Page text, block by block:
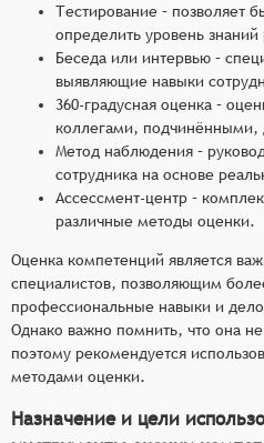
Тестирование – позволяет
определить уровень знаний
Беседа или интервью –
выявляющие навыки
360-градусная оценка –
коллегами, подчинёнными,
Метод наблюдения –
сотрудника на основе
Ассессмент-центр –
различные методы оценки.
Оценка компетенций является
специалистов, позволяющим
профессиональные навыки и
Однако важно помнить, что она
поэтому рекомендуется
методами оценки.
Назначение и цели